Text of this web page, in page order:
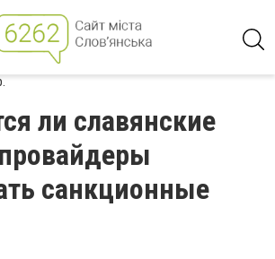
ли славянские
санкционные